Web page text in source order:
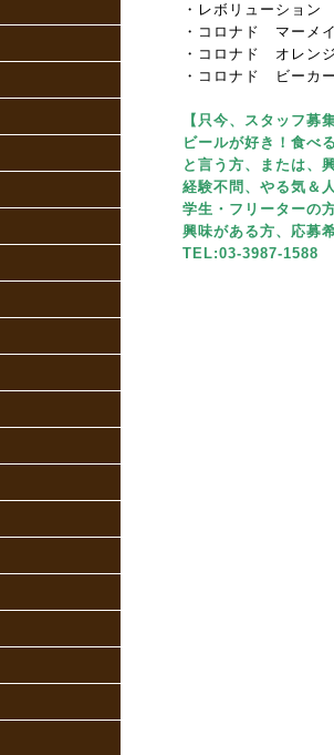
・レボリューション
・コロナド マーメ
・コロナド オレン
・コロナド ビーカ
【只今、スタッフ募
ビールが好き！食べ
と言う方、または、
経験不問、やる気＆
学生・フリーターの
興味がある方、応募
TEL:03-3987-1588